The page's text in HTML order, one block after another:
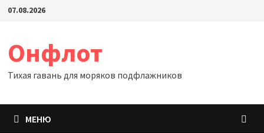
Перейти
07.08.2026
Онфлот
Тихая гавань для моряков подфлажников
МЕНЮ